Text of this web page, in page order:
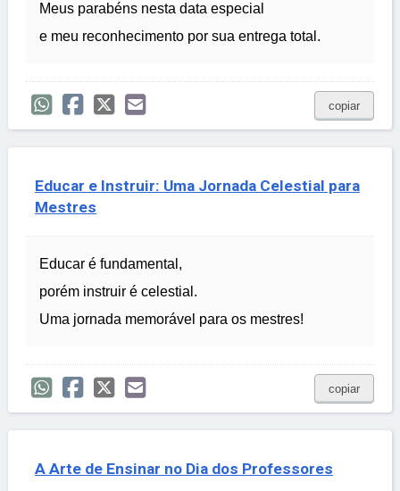
Meus parabéns nesta data especial
e meu reconhecimento por sua entrega total.
copiar
Educar e Instruir: Uma Jornada Celestial para
Mestres
Educar é fundamental,
porém instruir é celestial.
Uma jornada memorável para os mestres!
copiar
A Arte de Ensinar no Dia dos Professores